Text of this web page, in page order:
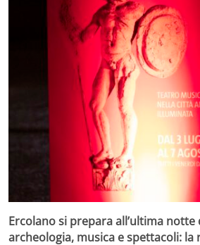
Ercolano si prepara all’ultima notte
archeologia, musica e spettacoli: la